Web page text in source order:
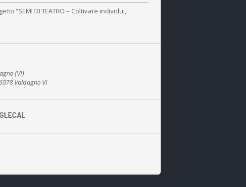
“SEMI DI TEATRO – Coltivare individui,
(VI)
Valdagno VI